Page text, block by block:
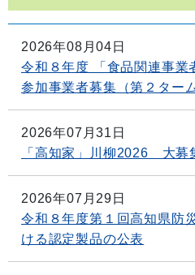
2026年08月04日
令和８年度 「食品関連事業
参加事業者募集（第２ター
2026年07月31日
「高知家」川柳2026 大募
2026年07月29日
令和８年度第１回高知県防
ける認定製品の公表